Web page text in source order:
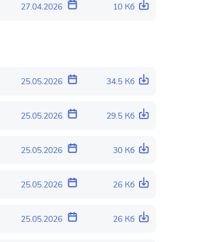
27.04.2026 10 Кб
25.05.2026 34.5 Кб
25.05.2026 29.5 Кб
25.05.2026 30 Кб
25.05.2026 26 Кб
25.05.2026 26 Кб